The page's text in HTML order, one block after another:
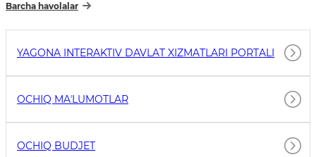
Barcha havolalar
YAGONA INTERAKTIV DAVLAT XIZMATLARI PORTALI
OCHIQ MAʼLUMOTLAR
OCHIQ BUDJET